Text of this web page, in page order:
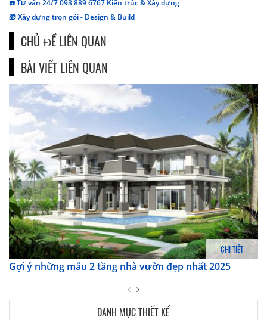
☎️ Tư vấn 24/7 093 889 6767 Kiến trúc & Xây dựng
🎁 Xây dựng trọn gói - Design & Build
CHỦ ĐỀ LIÊN QUAN
BÀI VIẾT LIÊN QUAN
CHI TIẾT
Gợi ý những mẫu 2 tầng nhà vườn đẹp nhất 2025
DANH MỤC THIẾT KẾ